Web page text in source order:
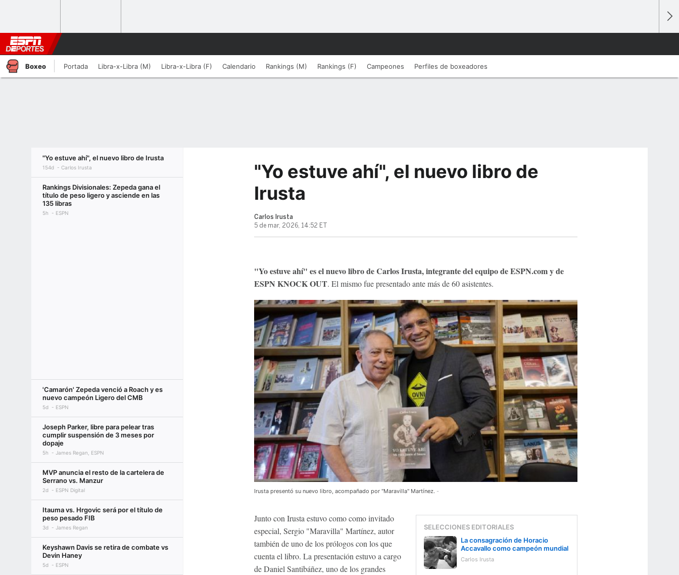
Boxeo Portada Libra-x-Libra (M) Libra-x-Libra (F) Calendario Rankings (M) Rankings (F) Campeones Perfiles de boxeadores
"Yo estuve ahí", el nuevo libro de Irusta
154d Carlos Irusta
Rankings Divisionales: Zepeda gana el
título de peso ligero y asciende en las
135 libras
5h ESPN
'Camarón' Zepeda venció a Roach y es
nuevo campeón Ligero del CMB
5d ESPN
Joseph Parker, libre para pelear tras
cumplir suspensión de 3 meses por
dopaje
5h James Regan, ESPN
MVP anuncia el resto de la cartelera de
Serrano vs. Manzur
2d ESPN Digital
Itauma vs. Hrgovic será por el título de
peso pesado FIB
3d James Regan
Keyshawn Davis se retira de combate vs
Devin Haney
5d ESPN
"Yo estuve ahí", el nuevo libro de
Irusta
Carlos Irusta
5 de mar, 2026, 14:52 ET
"Yo estuve ahí" es el nuevo libro de Carlos Irusta, integrante del equipo de ESPN.com y de
ESPN KNOCK OUT. El mismo fue presentado ante más de 60 asistentes.
Irusta presentó su nuevo libro, acompañado por "Maravilla" Martínez. -
SELECCIONES EDITORIALES
La consagración de Horacio
Accavallo como campeón mundial
Carlos Irusta
Junto con Irusta estuvo como como invitado
especial, Sergio "Maravilla" Martínez, autor
también de uno de los prólogos con los que
cuenta el libro. La presentación estuvo a cargo
de Daniel Santibáñez, uno de los grandes